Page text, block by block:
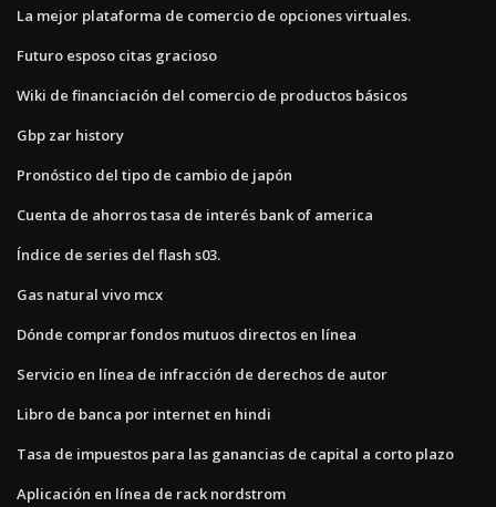
La mejor plataforma de comercio de opciones virtuales.
Futuro esposo citas gracioso
Wiki de financiación del comercio de productos básicos
Gbp zar history
Pronóstico del tipo de cambio de japón
Cuenta de ahorros tasa de interés bank of america
Índice de series del flash s03.
Gas natural vivo mcx
Dónde comprar fondos mutuos directos en línea
Servicio en línea de infracción de derechos de autor
Libro de banca por internet en hindi
Tasa de impuestos para las ganancias de capital a corto plazo
Aplicación en línea de rack nordstrom